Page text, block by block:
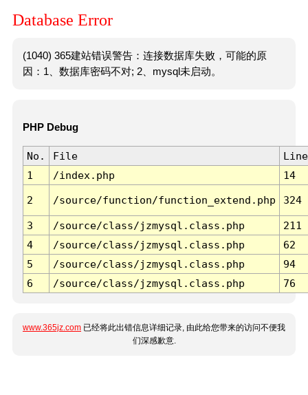
Database Error
(1040) 365建站错误警告：连接数据库失败，可能的原
因：1、数据库密码不对; 2、mysql未启动。
PHP Debug
No. File
Line
1
/index.php 14
2 /source/function/function_extend.php 324
3 /source/class/jzmysql.class.php
211
4
/source/class/jzmysql.class.php
62
5
/source/class/jzmysql.class.php
94
6
/source/class/jzmysql.class.php 76
www.365jz.com 已经将此出错信息详细记录, 由此给您带来的访问不便我
们深感歉意.